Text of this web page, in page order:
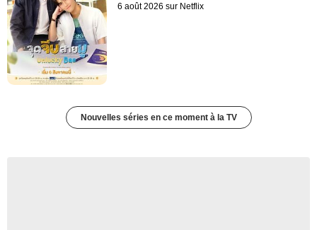
6 août 2026 sur Netflix
Nouvelles séries en ce moment à la TV